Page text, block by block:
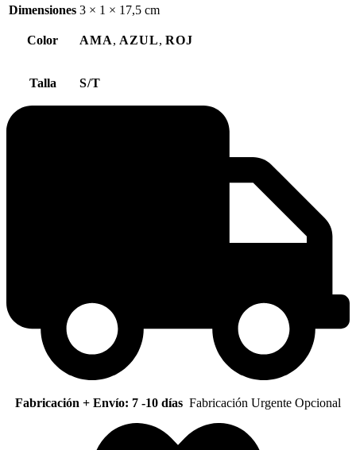
Dimensiones 3 × 1 × 17,5 cm
Color AMA, AZUL, ROJ
Talla S/T
Fabricación + Envío: 7 -10 días Fabricación Urgente Opcional